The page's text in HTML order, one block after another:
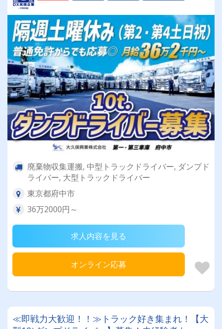
廃棄物収集運搬, 中型トラックドライバー, ダンプド
ライバー, 大型トラックドライバー
東京都府中市
36万2000円～
求人内容を見る
オンライン応募
≪即戦力大歓迎！！≫トラック好き集まれ！【大